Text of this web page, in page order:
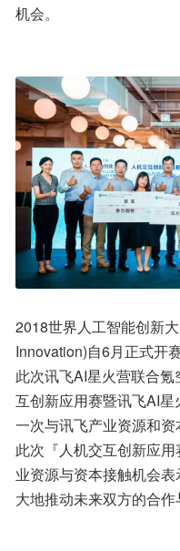
机会。
2018世界人工智能创新
Innovation)自6月正式开
此次讯飞AI星火营联合
互创新应用赛暨讯飞AI星
一次与讯飞产业资源和
此次『人机交互创新应
业资源与资本接触机会
大地推动未来双方的合作